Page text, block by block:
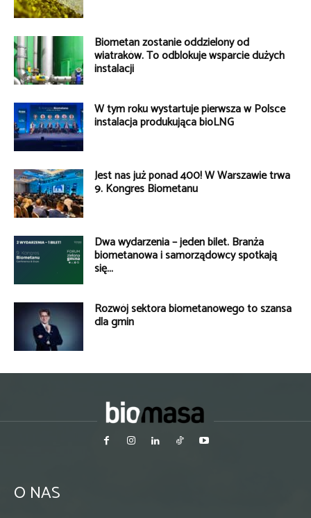
Biometan zostanie oddzielony od
wiatraków. To odblokuje wsparcie dużych
instalacji
W tym roku wystartuje pierwsza w Polsce
instalacja produkująca bioLNG
Jest nas już ponad 400! W Warszawie trwa
9. Kongres Biometanu
Dwa wydarzenia – jeden bilet. Branża
biometanowa i samorządowcy spotkają
się...
Rozwój sektora biometanowego to szansa
dla gmin
O NAS